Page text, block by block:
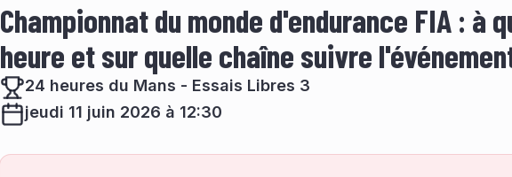
Championnat du monde d'endurance FIA : à
heure et sur quelle chaîne suivre
24 heures du Mans - Essais Libres 3
jeudi 11 juin 2026 à 12:30